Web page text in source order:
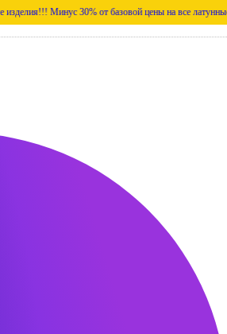
Минус 30% от базовой цены на все латунные изделия!!!